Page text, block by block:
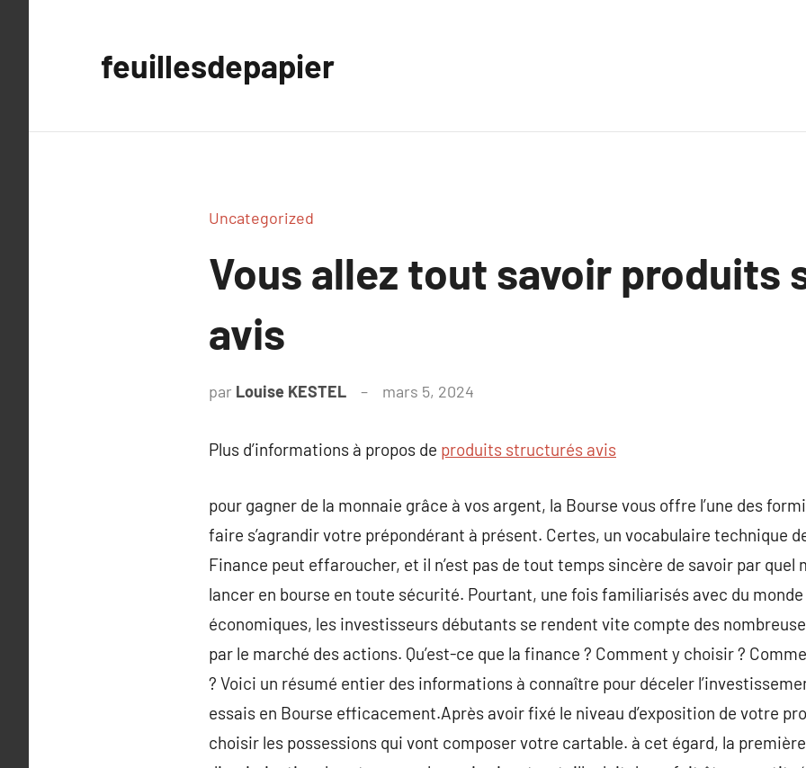
feuillesdepapier
Uncategorized
Vous allez tout savoir produits
avis
par Louise KESTEL mars 5, 2024
Plus d’informations à propos de produits structurés avis
pour gagner de la monnaie grâce à vos argent, la Bourse vous offre l’une des
faire s’agrandir votre prépondérant à présent. Certes, un vocabulaire technique
Finance peut effaroucher, et il n’est pas de tout temps sincère de savoir par quel
lancer en bourse en toute sécurité. Pourtant, une fois familiarisés avec du
économiques, les investisseurs débutants se rendent vite compte des
par le marché des actions. Qu’est-ce que la finance ? Comment y choisir ?
? Voici un résumé entier des informations à connaître pour déceler
essais en Bourse efficacement.Après avoir fixé le niveau d’exposition de votre
choisir les possessions qui vont composer votre cartable. à cet égard, la